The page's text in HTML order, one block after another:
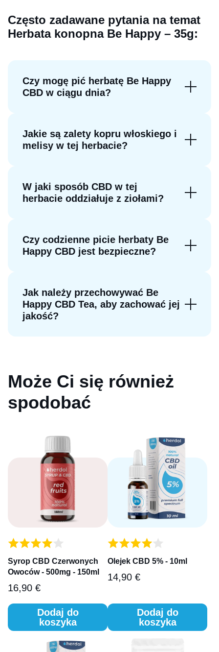
Często zadawane pytania na temat
Herbata konopna Be Happy – 35g:
Czy mogę pić herbatę Be Happy
CBD w ciągu dnia?
Jakie są zalety kopru włoskiego i
melisy w tej herbacie?
W jaki sposób CBD w tej
herbacie oddziałuje z ziołami?
Czy codzienne picie herbaty Be
Happy CBD jest bezpieczne?
Jak należy przechowywać Be
Happy CBD Tea, aby zachować jej
jakość?
Może Ci się również
spodobać
Syrop CBD Czerwonych
Owoców - 500mg - 150ml
16,90 €
Dodaj do
koszyka
Olejek CBD 5% - 10ml
14,90 €
Dodaj do
koszyka